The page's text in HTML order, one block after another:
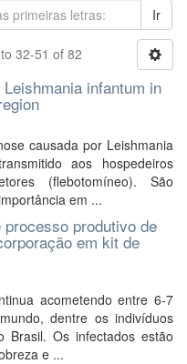
Ir
32-51 of 82
infantum in
causada por Leishmania
aos hospedeiros
(flebotomíneo). São
em ...
produtivo de
em kit de
acometendo entre 6-7
dentre os indivíduos
Brasil. Os infectados estão
e ...